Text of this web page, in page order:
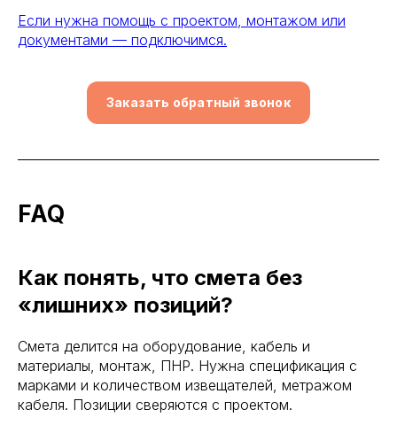
Если нужна помощь с проектом, монтажом или
документами — подключимся.
Заказать обратный звонок
FAQ
Как понять, что смета без
«лишних» позиций?
Смета делится на оборудование, кабель и
материалы, монтаж, ПНР. Нужна спецификация с
марками и количеством извещателей, метражом
кабеля. Позиции сверяются с проектом.